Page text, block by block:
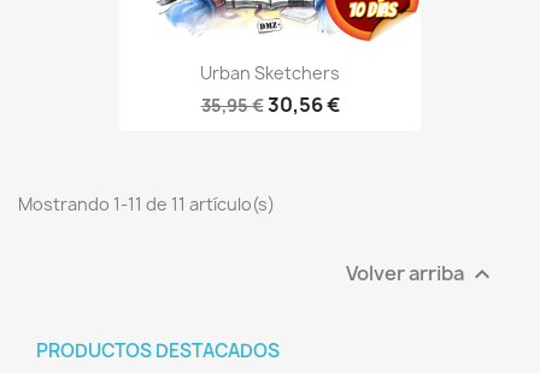
Urban Sketchers
35,95 €30,56 €
Mostrando 1-11 de 11 artículo(s)
Volver arriba 
PRODUCTOS DESTACADOS